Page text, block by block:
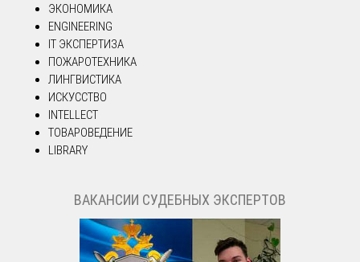
ЭКОНОМИКА
ENGINEERING
IT ЭКСПЕРТИЗА
ПОЖАРОТЕХНИКА
ЛИНГВИСТИКА
ИСКУССТВО
INTELLECT
ТОВАРОВЕДЕНИЕ
LIBRARY
ВАКАНСИИ СУДЕБНЫХ ЭКСПЕРТОВ